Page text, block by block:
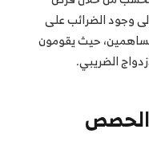
وجود الضرائب على
حيث يقومون
الضريبي.
الحصص